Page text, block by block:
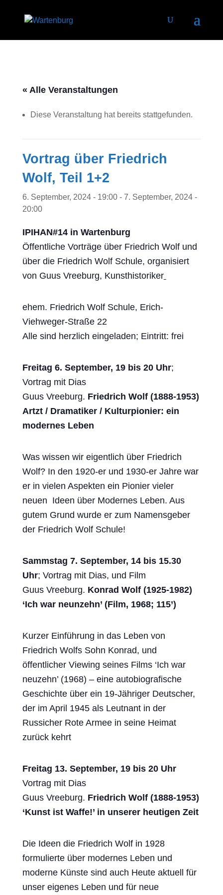
« Alle Veranstaltungen
Diese Veranstaltung hat bereits stattgefunden.
Vortrag über Friedrich
Wolf, Teil 1+2
6. September, 2024 - 19:00- 7. September, 2024 -
20:00
IPIHAN#14 in Wartenburg
Öffentliche Vorträge über Friedrich Wolf und
über die Friedrich Wolf Schule, organisiert
von Guus Vreeburg, Kunsthistoriker
ehem. Friedrich Wolf Schule, Erich-
Viehweger-Straße 22
Alle sind herzlich eingeladen; Eintritt: frei
Freitag 6. September, 19 bis 20 Uhr;
Vortrag mit Dias
Guus Vreeburg. Friedrich Wolf (1888-1953)
Artzt / Dramatiker / Kulturpionier: ein
modernes Leben
Was wissen wir eigentlich über Friedrich
Wolf? In den 1920-er und 1930-er Jahre war
er in vielen Aspekten ein Pionier vieler
neuen Ideen über Modernes Leben. Aus
gutem Grund wurde er zum Namensgeber
der Friedrich Wolf Schule!
Sammstag 7. September, 14 bis 15.30
Uhr; Vortrag mit Dias, und Film
Guus Vreeburg. Konrad Wolf (1925-1982)
‘Ich war neunzehn’ (Film, 1968; 115’)
Kurzer Einführung in das Leben von
Friedrich Wolfs Sohn Konrad, und
öffentlicher Viewing seines Films ‘Ich war
neuzehn’ (1968) – eine autobiografische
Geschichte über ein 19-Jähriger Deutscher,
der im April 1945 als Leutnant in der
Russicher Rote Armee in seine Heimat
zurück kehrt
Freitag 13. September, 19 bis 20 Uhr
Vortrag mit Dias
Guus Vreeburg. Friedrich Wolf (1888-1953)
‘Kunst ist Waffe!’ in unserer heutigen Zeit
Die Ideen die Friedrich Wolf in 1928
formulierte über modernes Leben und
moderne Künste sind auch Heute aktuell für
unser eigenes Leben und für neue